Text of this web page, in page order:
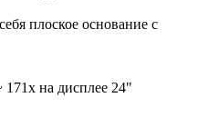
плоское основание с
на дисплее 24"